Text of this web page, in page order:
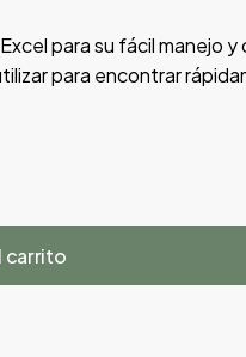
para su fácil manejo y
para encontrar
carrito